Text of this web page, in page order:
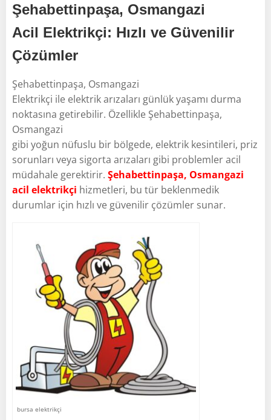
Şehabettinpaşa, Osmangazi
Acil Elektrikçi: Hızlı ve Güvenilir
Çözümler
Şehabettinpaşa, Osmangazi
Elektrikçi ile elektrik arızaları günlük yaşamı durma
noktasına getirebilir. Özellikle Şehabettinpaşa,
Osmangazi
gibi yoğun nüfuslu bir bölgede, elektrik kesintileri, priz
sorunları veya sigorta arızaları gibi problemler acil
müdahale gerektirir. Şehabettinpaşa, Osmangazi
acil elektrikçi hizmetleri, bu tür beklenmedik
durumlar için hızlı ve güvenilir çözümler sunar.
bursa elektrikçi